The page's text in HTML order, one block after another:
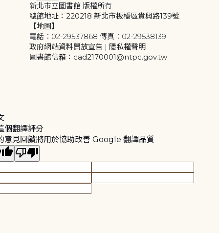
新北市立圖書館 版權所有
總館地址：220218 新北市板橋區貴興路139號
【地圖】
電話：02-29537868 傳真：02-29538139
政府網站資料開放宣告 | 隱私權聲明
圖書館信箱：cad2170001@ntpc.gov.tw
個翻譯評分
意見回饋將用於協助改善 Google 翻譯品質